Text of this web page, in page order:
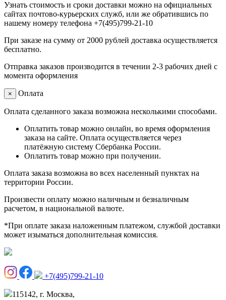
Узнать стоимость и сроки доставки можно на официальных
сайтах почтово-курьерских служб, или же обратившись по
нашему номеру телефона +7(495)799-21-10
При заказе на сумму от 2000 рублей доставка осуществляется
бесплатно.
Отправка заказов производится в течении 2-3 рабочих дней с
момента оформления
× Оплата
Оплата сделанного заказа возможна несколькими способами.
Оплатить товар можно онлайн, во время оформления
заказа на сайте. Оплата осуществляется через
платёжную систему Сбербанка России.
Оплатить товар можно при получении.
Оплата заказа возможна во всех населенный пунктах на
территории России.
Произвести оплату можно наличным и безналичным
расчетом, в национальной валюте.
*При оплате заказа наложенным платежом, службой доставки
может изыматься дополнительная комиссия.
+7(495)799-21-10
115142, г. Москва,